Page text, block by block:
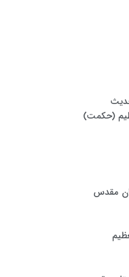
(حکمت)
مقدس